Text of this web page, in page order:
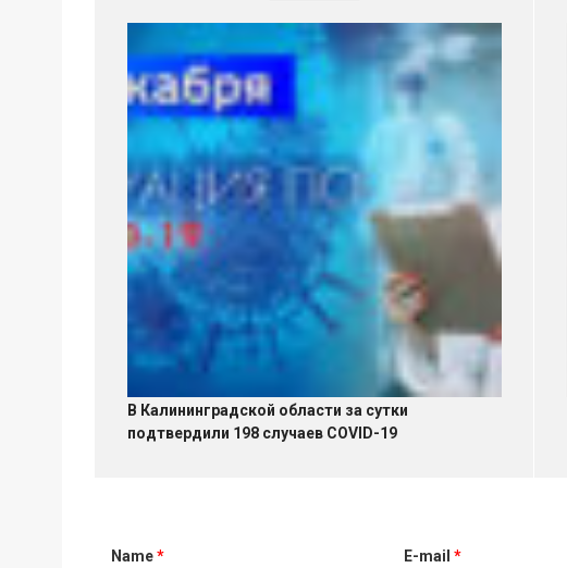
В Калининградской области за сутки
подтвердили 198 случаев COVID-19
Name* E-mail*